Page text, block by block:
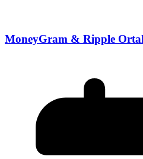
MoneyGram & Ripple